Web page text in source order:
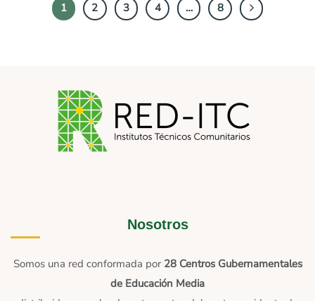
1 2 3 4 … 8
Nosotros
Somos una red conformada por 28 Centros Gubernamentales
de Educación Media